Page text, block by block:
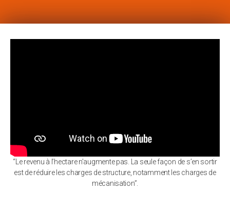
“Le revenu à l’hectare n’augmente pas. La seule façon de s’en sortir
est de réduire les charges de structure, notamment les charges de
mécanisation”.